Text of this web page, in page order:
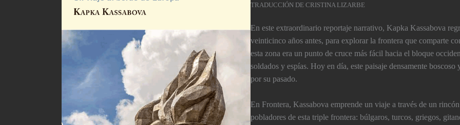
TRADUCCIÓN DE CRISTINA LIZARBE
En este extraordinario reportaje narrativo, Kapka Kassabova
veinticinco años antes, para explorar la frontera que comparte
esta zona era un punto de cruce más fácil hacia el bloque
soldados y espí­as. Hoy en dí­a, este paisaje densamente
por su pasado.
En Frontera, Kassabova emprende un viaje a través de un
pobladores de esta triple frontera: búlgaros, turcos, griegos,